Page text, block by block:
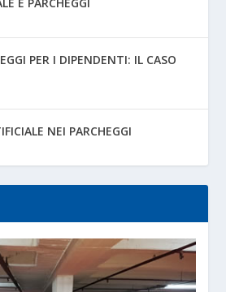
PER I DIPENDENTI: IL CASO
NEI PARCHEGGI